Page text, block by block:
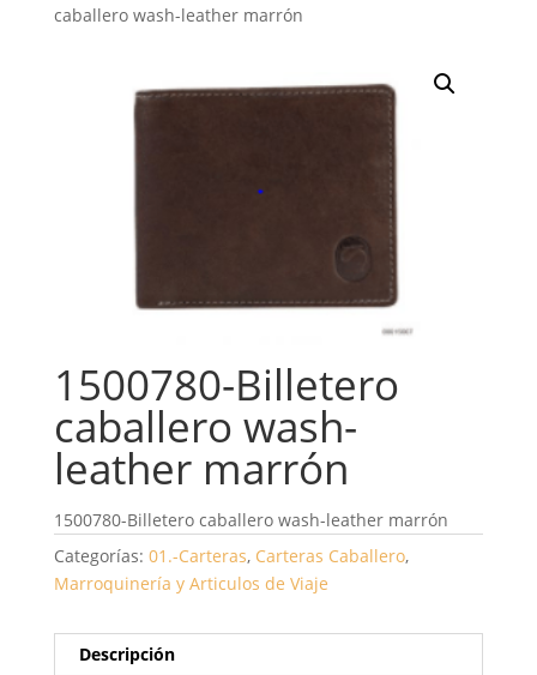
caballero wash-leather marrón
1500780-Billetero
caballero wash-
leather marrón
1500780-Billetero caballero wash-leather marrón
Categorías: 01.-Carteras, Carteras Caballero,
Marroquinería y Articulos de Viaje
Descripción